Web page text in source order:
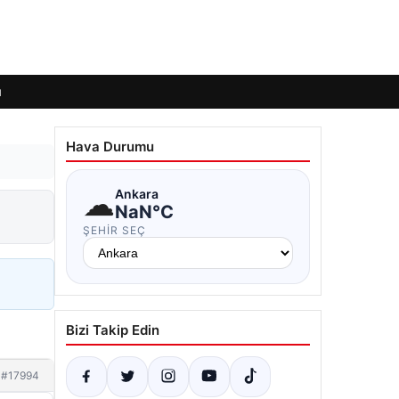
#17994
Hava Durumu
☁Ankara
NaN°C
ŞEHIR SEÇ
Bizi Takip Edin